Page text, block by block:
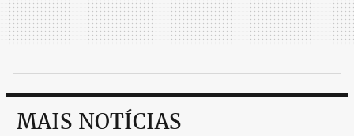
MAIS NOTÍCIAS